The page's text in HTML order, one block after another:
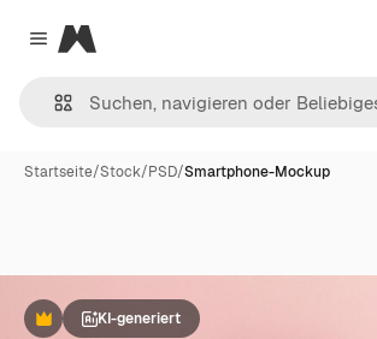
Close menu
Magnific
Startseite/Stock/PSD/Smartphone-Mockup
PremiumKI-generiert